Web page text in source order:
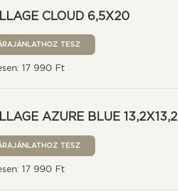
CLOUD 6,5X20
17 990 Ft
AZURE BLUE 13,2X13,2
17 990 Ft